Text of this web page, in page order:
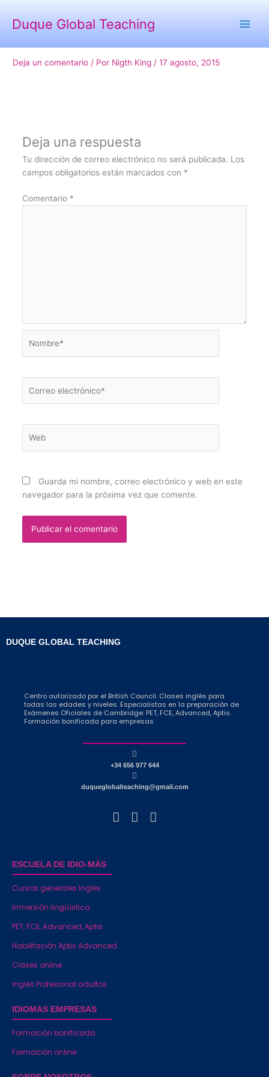
contenido
Duque Global Teaching
Deja un comentario / Por Nigth King /17 agosto, 2015
Deja una respuesta
Tu dirección de correo electrónico no será publicada. Los
campos obligatorios están marcados con *
Comentario *
electrónico*
Guarda mi nombre, correo electrónico y web en este
navegador para la próxima vez que comente.
DUQUE GLOBAL TEACHING
Centro autorizado por el British Council. Clases inglés para
todas las edades y niveles. Especialistas en la preparación de
Exámenes Oficiales de Cambridge: PET, FCE, Advanced, Aptis.
Formación bonificada para empresas
+34 656 977 644
duqueglobalteaching@gmail.com
ESCUELA DE IDIO-MÁS
Cursos generales Inglés
Inmersión lingüística
PET, FCE, Advanced, Aptis
Habilitación Aptis Advanced
Clases online
Inglés Profesional adultos
IDIOMAS EMPRESAS
Formación bonificada
Formación online